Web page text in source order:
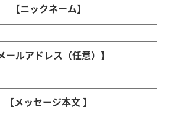
【ニックネーム】
ールアドレス（任意）】
【メッセージ本文 】